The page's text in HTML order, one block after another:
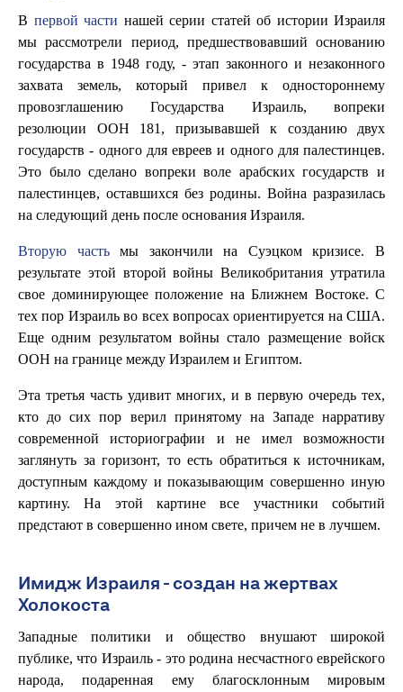
В первой части нашей серии статей об истории Израиля
мы рассмотрели период, предшествовавший основанию
государства в 1948 году, - этап законного и незаконного
захвата земель, который привел к одностороннему
провозглашению Государства Израиль, вопреки
резолюции ООН 181, призывавшей к созданию двух
государств - одного для евреев и одного для палестинцев.
Это было сделано вопреки воле арабских государств и
палестинцев, оставшихся без родины. Война разразилась
на следующий день после основания Израиля.
Вторую частьмы закончили на Суэцком кризисе. В
результате этой второй войны Великобритания утратила
свое доминирующее положение на Ближнем Востоке. С
тех пор Израиль во всех вопросах ориентируется на США.
Еще одним результатом войны стало размещение войск
ООН на границе между Израилем и Египтом.
Эта третья часть удивит многих, и в первую очередь тех,
кто до сих пор верил принятому на Западе нарративу
современной историографии и не имел возможности
заглянуть за горизонт, то есть обратиться к источникам,
доступным каждому и показывающим совершенно иную
картину. На этой картине все участники событий
предстают в совершенно ином свете, причем не в лучшем.
Имидж Израиля - создан на жертвах
Холокоста
Западные политики и общество внушают широкой
публике, что Израиль - это родина несчастного еврейского
народа, подаренная ему благосклонным мировым